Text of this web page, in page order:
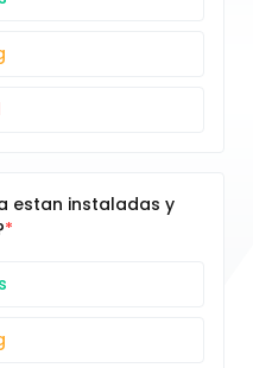
estan instaladas y